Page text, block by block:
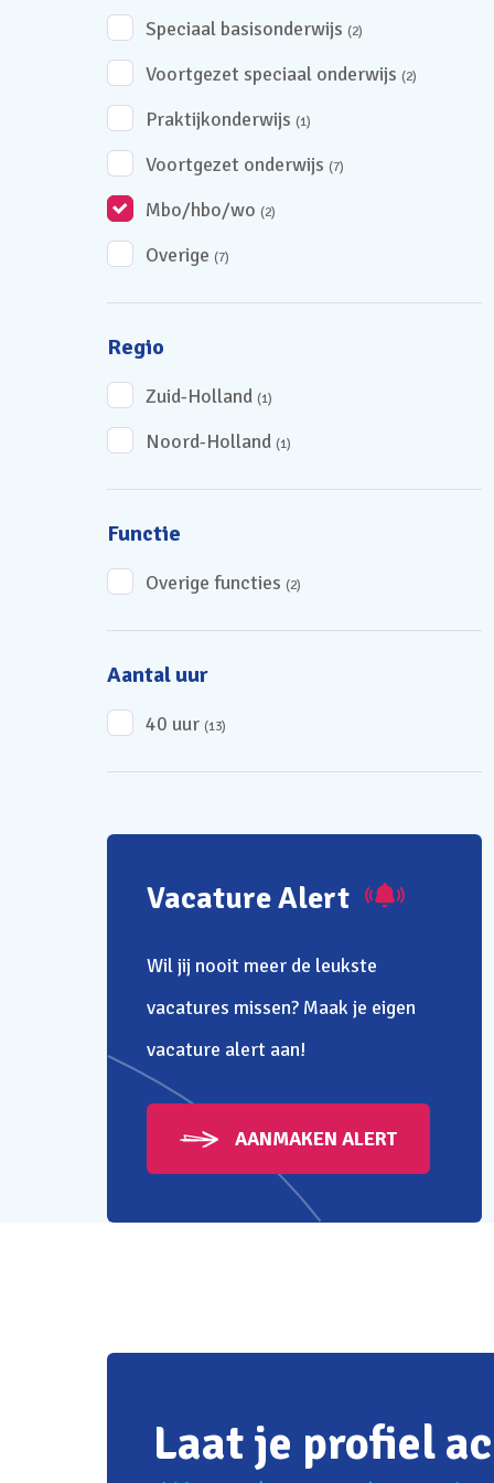
Speciaal basisonderwijs (2)
Voortgezet speciaal onderwijs (2)
Praktijkonderwijs (1)
Voortgezet onderwijs (7)
Mbo/hbo/wo (2)
Overige (7)
Regio
Zuid-Holland (1)
Noord-Holland (1)
Functie
Overige functies (2)
Aantal uur
40 uur (13)
Vacature Alert
Wil jij nooit meer de leukste
vacatures missen? Maak je eigen
vacature alert aan!
AANMAKEN ALERT
Laat je profiel